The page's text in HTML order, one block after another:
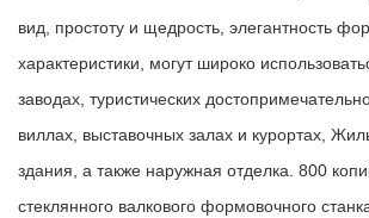
вид, простоту и щедрость, элегантность
характеристики, могут широко
заводах, туристических
виллах, выставочных залах и курортах,
здания, а также наружная отделка. 800
стеклянного валкового формовочного